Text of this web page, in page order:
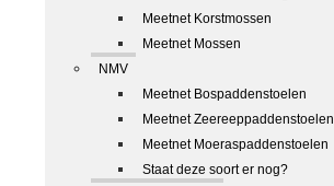
Meetnet Korstmossen
Meetnet Mossen
NMV
Meetnet Bospaddenstoelen
Meetnet Zeereeppaddenstoelen
Meetnet Moeraspaddenstoelen
Staat deze soort er nog?